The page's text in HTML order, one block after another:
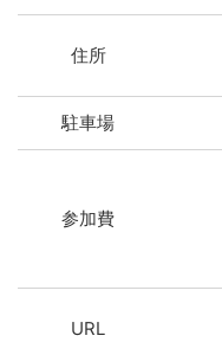
住所
駐車場
参加費
URL